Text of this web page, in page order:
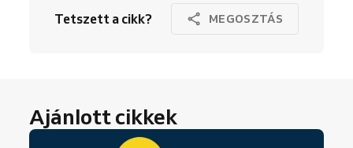
Tetszett a cikk? MEGOSZTÁS
Ajánlott cikkek